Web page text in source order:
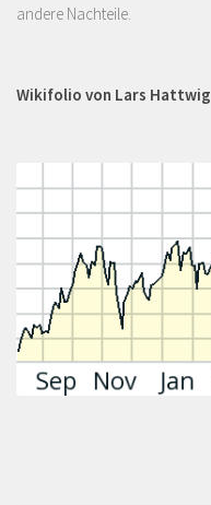
andere Nachteile.
Wikifolio von Lars Hattwig